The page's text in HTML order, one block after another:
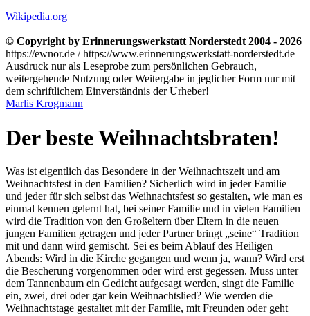
Wikipedia.org
© Copyright by Erinnerungswerkstatt Norderstedt 2004 - 2026
https://ewnor.de / https://www.erinnerungswerkstatt-norderstedt.de
Ausdruck nur als Leseprobe zum persönlichen Gebrauch,
weitergehende Nutzung oder Weitergabe in jeglicher Form nur mit
dem schriftlichem Einverständnis der Urheber!
Marlis Krogmann
Der beste Weihnachtsbraten!
Was ist eigentlich das Besondere in der Weihnachtszeit und am
Weihnachtsfest in den Familien? Sicherlich wird in jeder Familie
und jeder für sich selbst das Weihnachtsfest so gestalten, wie man es
einmal kennen gelernt hat, bei seiner Familie und in vielen Familien
wird die Tradition von den Großeltern über Eltern in die neuen
jungen Familien getragen und jeder Partner bringt
seine
Tradition
mit und dann wird gemischt. Sei es beim Ablauf des Heiligen
Abends: Wird in die Kirche gegangen und wenn ja, wann? Wird erst
die Bescherung vorgenommen oder wird erst gegessen. Muss unter
dem Tannenbaum ein Gedicht aufgesagt werden, singt die Familie
ein, zwei, drei oder gar kein Weihnachtslied? Wie werden die
Weihnachtstage gestaltet mit der Familie, mit Freunden oder geht